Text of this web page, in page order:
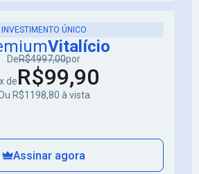
INVESTIMENTO ÚNICO
Vitalício
DeR$4997,00por
deR$99,90
R$1198,80 à vista
Assinar agora